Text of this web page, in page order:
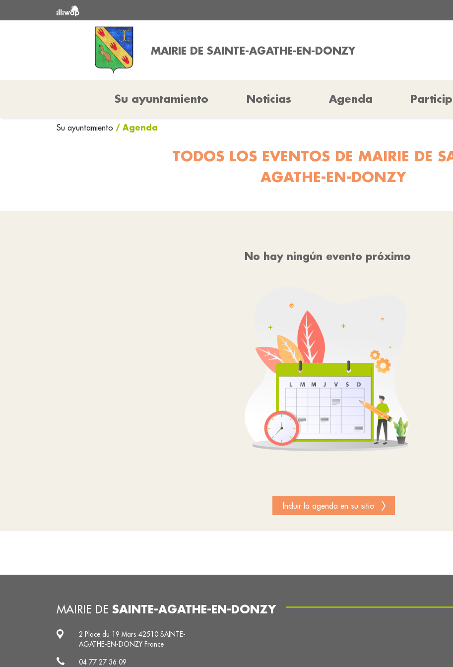
MAIRIE DE SAINTE-AGATHE-EN-DONZY
Su ayuntamiento Noticias Agenda
Su ayuntamiento / Agenda
TODOS LOS EVENTOS DE MAIRIE DE
AGATHE-EN-DONZY
No hay ningún evento próximo
Incluir la agenda en su sitio
MAIRIE DE SAINTE-AGATHE-EN-DONZY
2 Place du 19 Mars 42510 SAINTE-
AGATHE-EN-DONZY France
04 77 27 36 09